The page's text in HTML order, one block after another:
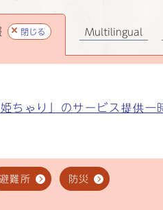
閉じる
ちゃり」のサービス提供一
避難所 防災
Multilingual